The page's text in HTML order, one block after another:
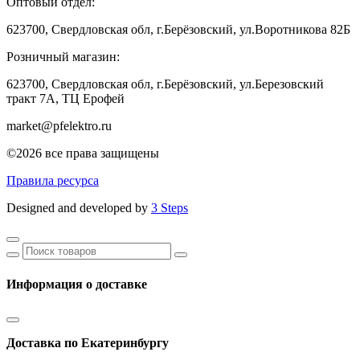
623700, Свердловская обл, г.Берёзовский, ул.Воротникова 82Б
Розничный магазин:
623700, Свердловская обл, г.Берёзовский, ул.Березовский
тракт 7А, ТЦ Ерофей
market@pfelektro.ru
©2026 все права защищены
Правила ресурса
Designed and developed by 3 Steps
Информация о доставке
Доставка по Екатеринбургу